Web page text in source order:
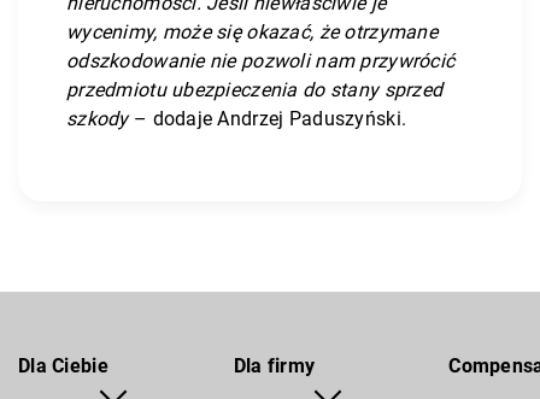
wycenimy, może się okazać, że otrzymane
odszkodowanie nie pozwoli nam przywrócić
przedmiotu ubezpieczenia do stany sprzed
szkody – dodaje Andrzej Paduszyński.
Dla Ciebie Dla firmy